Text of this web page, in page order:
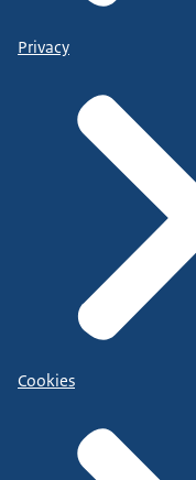
Privacy
Cookies